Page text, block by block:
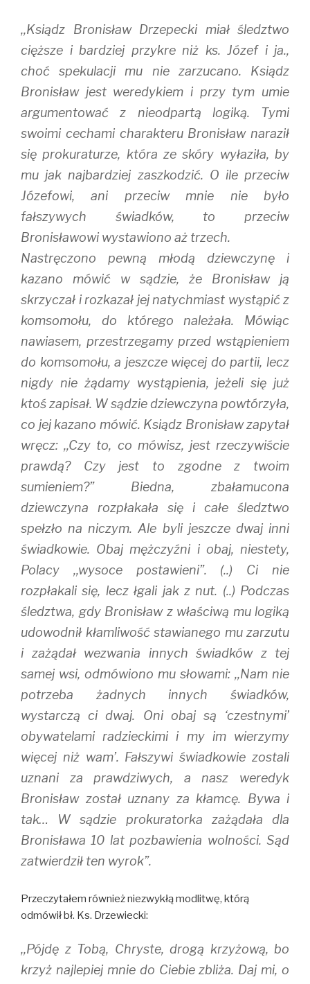
,,Ksiądz Bronisław Drzepecki miał śledztwo
cięższe i bardziej przykre niż ks. Józef i ja.,
choć spekulacji mu nie zarzucano. Ksiądz
Bronisław jest weredykiem i przy tym umie
argumentować z nieodpartą logiką. Tymi
swoimi cechami charakteru Bronisław naraził
się prokuraturze, która ze skóry wyłaziła, by
mu jak najbardziej zaszkodzić. O ile przeciw
Józefowi, ani przeciw mnie nie było
fałszywych świadków, to przeciw
Bronisławowi wystawiono aż trzech.
Nastręczono pewną młodą dziewczynę i
kazano mówić w sądzie, że Bronisław ją
skrzyczał i rozkazał jej natychmiast wystąpić z
komsomołu, do którego należała. Mówiąc
nawiasem, przestrzegamy przed wstąpieniem
do komsomołu, a jeszcze więcej do partii, lecz
nigdy nie żądamy wystąpienia, jeżeli się już
ktoś zapisał. W sądzie dziewczyna powtórzyła,
co jej kazano mówić. Ksiądz Bronisław zapytał
wręcz: ,,Czy to, co mówisz, jest rzeczywiście
prawdą? Czy jest to zgodne z twoim
sumieniem?” Biedna, zbałamucona
dziewczyna rozpłakała się i całe śledztwo
spełzło na niczym. Ale byli jeszcze dwaj inni
świadkowie. Obaj mężczyźni i obaj, niestety,
Polacy ,,wysoce postawieni”. (..) Ci nie
rozpłakali się, lecz łgali jak z nut. (..) Podczas
śledztwa, gdy Bronisław z właściwą mu logiką
udowodnił kłamliwość stawianego mu zarzutu
i zażądał wezwania innych świadków z tej
samej wsi, odmówiono mu słowami: ,,Nam nie
potrzeba żadnych innych świadków,
wystarczą ci dwaj. Oni obaj są ‘czestnymi’
obywatelami radzieckimi i my im wierzymy
więcej niż wam’. Fałszywi świadkowie zostali
uznani za prawdziwych, a nasz weredyk
Bronisław został uznany za kłamcę. Bywa i
tak… W sądzie prokuratorka zażądała dla
Bronisława 10 lat pozbawienia wolności. Sąd
zatwierdził ten wyrok”.
Przeczytałem również niezwykłą modlitwę, którą
odmówił bł. Ks. Drzewiecki:
,,Pójdę z Tobą, Chryste, drogą krzyżową, bo
krzyż najlepiej mnie do Ciebie zbliża. Daj mi, o